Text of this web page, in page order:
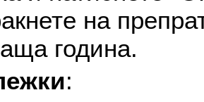
на
година.
: